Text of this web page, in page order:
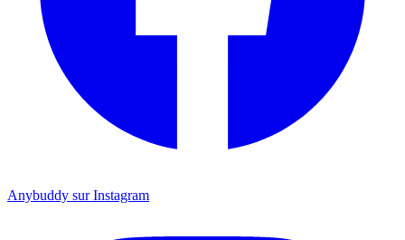
Anybuddy sur Instagram